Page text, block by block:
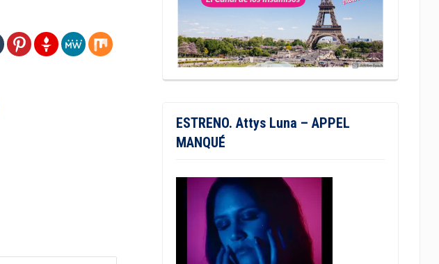
ESTRENO. Attys Luna – APPEL
MANQUÉ